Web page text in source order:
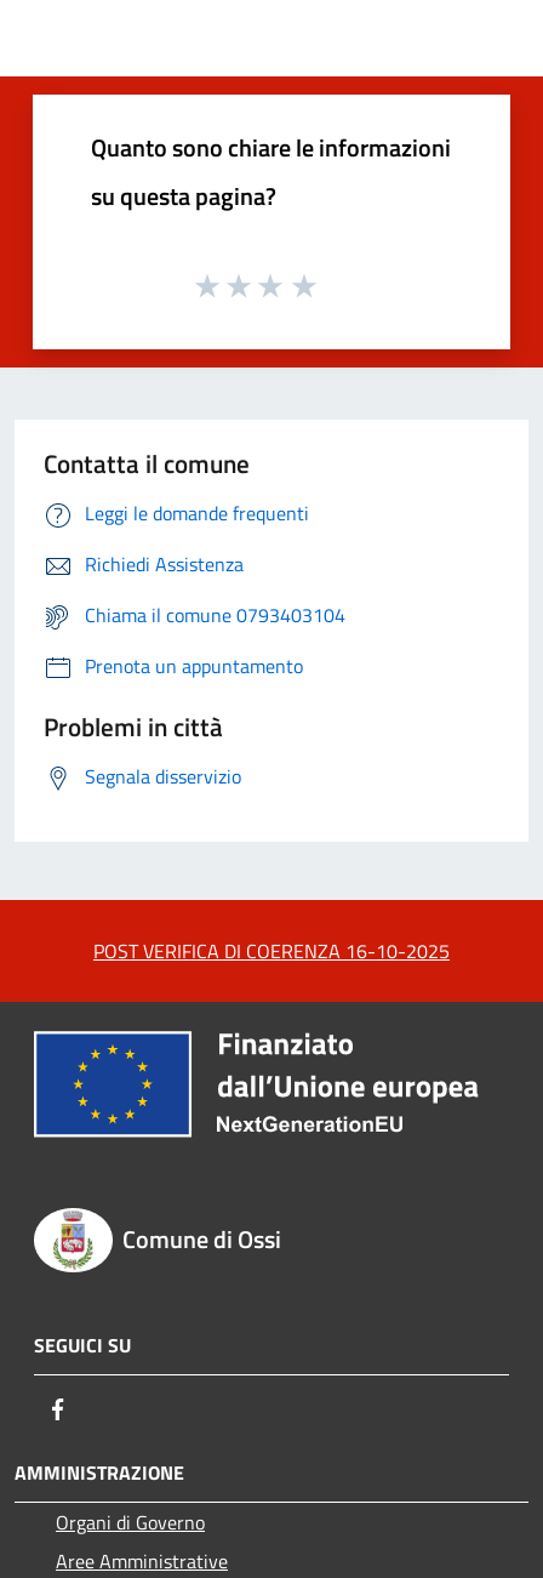
Quanto sono chiare le informazioni
su questa pagina?
Contatta il comune
Leggi le domande frequenti
Richiedi Assistenza
Chiama il comune 0793403104
Prenota un appuntamento
Problemi in città
Segnala disservizio
POST VERIFICA DI COERENZA 16-10-2025
Comune di Ossi
SEGUICI SU
AMMINISTRAZIONE
Organi di Governo
Aree Amministrative